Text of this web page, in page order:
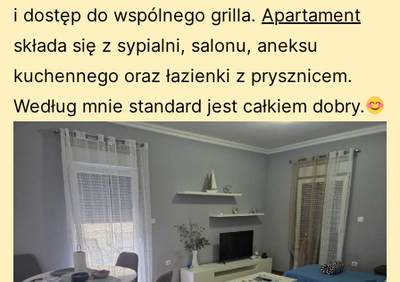
i dostęp do wspólnego grilla. Apartament
składa się z sypialni, salonu, aneksu
kuchennego oraz łazienki z prysznicem.
Według mnie standard jest całkiem dobry.